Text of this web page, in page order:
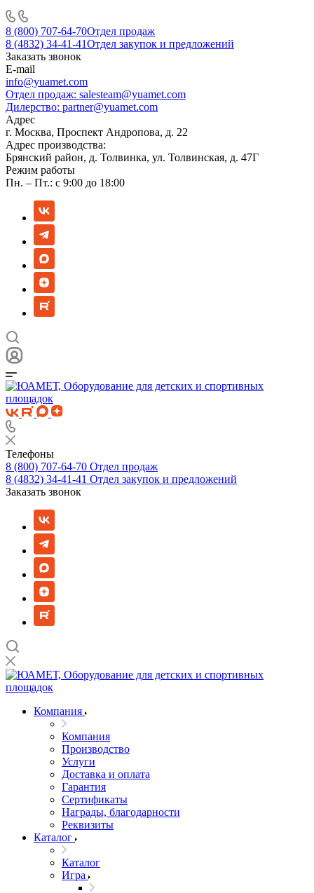
8 (800) 707-64-70Отдел продаж
8 (4832) 34-41-41Отдел закупок и предложений
Заказать звонок
E-mail
info@yuamet.com
Отдел продаж: salesteam@yuamet.com
Дилерство: partner@yuamet.com
Адрес
г. Москва, Проспект Андропова, д. 22
Адрес производства:
Брянский район, д. Толвинка, ул. Толвинская, д. 47Г
Режим работы
Пн. – Пт.: с 9:00 до 18:00
Телефоны
8 (800) 707-64-70 Отдел продаж
8 (4832) 34-41-41 Отдел закупок и предложений
Заказать звонок
Компания
Компания
Производство
Услуги
Доставка и оплата
Гарантия
Сертификаты
Награды, благодарности
Реквизиты
Каталог
Каталог
Игра